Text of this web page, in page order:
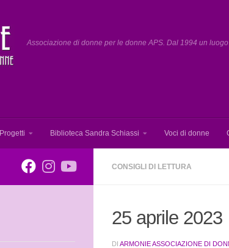
Associazione di donne per le donne APS. Dal 1994 un
Progetti Biblioteca Sandra Schiassi Voci di donne
CONSIGLI DI LETTURA
25 aprile 2023
DI ARMONIE ASSOCIAZIONE DI